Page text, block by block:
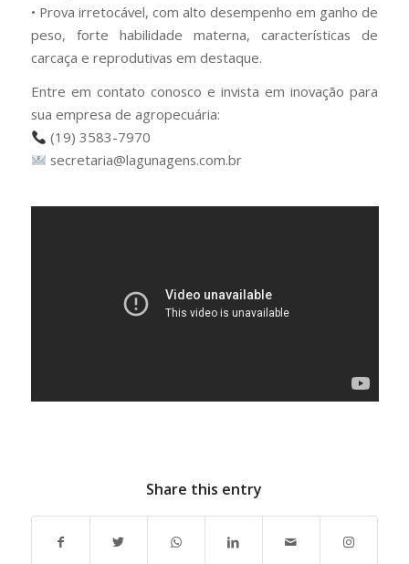
• Prova irretocável, com alto desempenho em ganho de
peso, forte habilidade materna, características de
carcaça e reprodutivas em destaque.
Entre em contato conosco e invista em inovação para
sua empresa de agropecuária:
(19) 3583-7970
secretaria@lagunagens.com.br
Share this entry